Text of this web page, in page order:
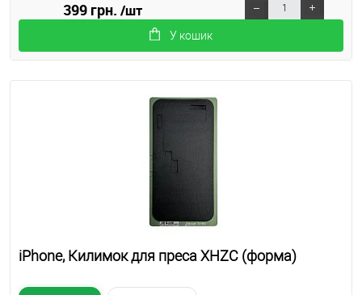
399 грн./шт
У кошик
iPhone, Килимок для преса XHZC (форма)